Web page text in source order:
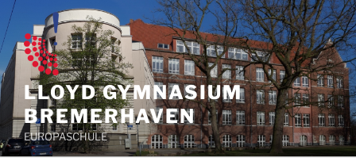
Zum
Inhalt
springen
LLOYD GYMNASIUM
BREMERHAVEN
EUROPASCHULE